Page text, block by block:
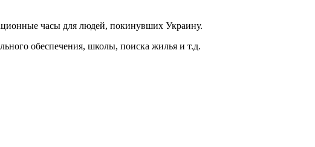
часы для людей, покинувших Украину.
обеспечения, школы, поиска жилья и т.д.